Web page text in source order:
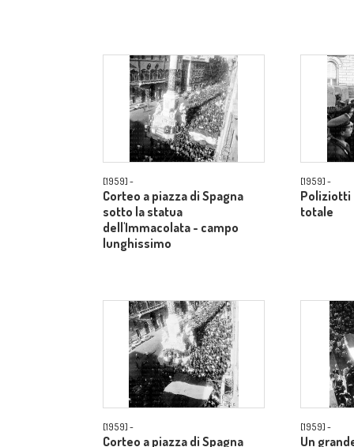
[1959] -
Corteo a piazza di Spagna
sotto la statua
dell'Immacolata - campo
lunghissimo
[1959] -
Poliziotti
totale
[1959] -
Corteo a piazza di Spagna
[1959] -
Un